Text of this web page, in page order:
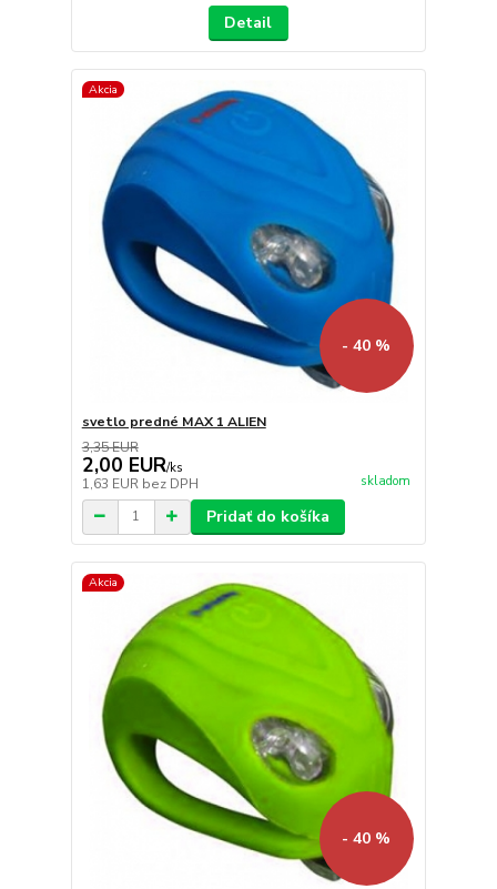
Detail
Akcia
- 40 %
svetlo predné MAX 1 ALIEN
3,35 EUR
2,00 EUR/ks
1,63 EUR bez DPH skladom
Pridať do košíka
Akcia
- 40 %